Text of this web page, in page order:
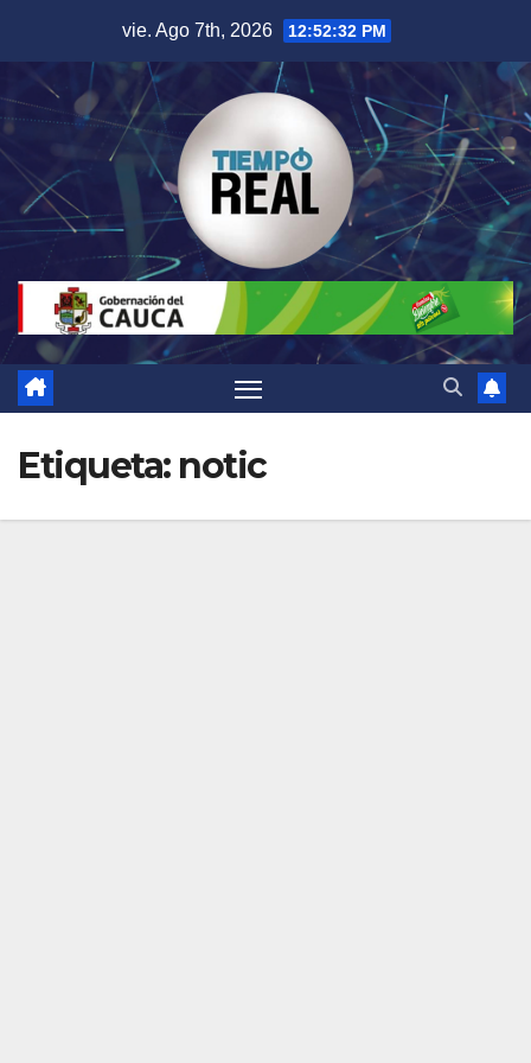
contenido
vie. Ago 7th, 2026 12:52:32 PM
Etiqueta: notic